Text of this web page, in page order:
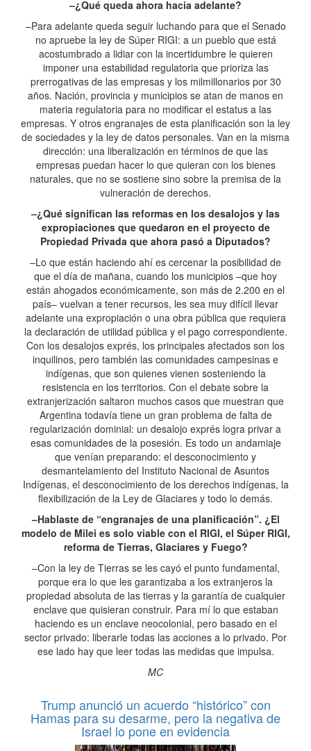
–¿Qué queda ahora hacia adelante?
–Para adelante queda seguir luchando para que el Senado
no apruebe la ley de Súper RIGI: a un pueblo que está
acostumbrado a lidiar con la incertidumbre le quieren
imponer una estabilidad regulatoria que prioriza las
prerrogativas de las empresas y los milmillonarios por 30
años. Nación, provincia y municipios se atan de manos en
materia regulatoria para no modificar el estatus a las
empresas. Y otros engranajes de esta planificación son la ley
de sociedades y la ley de datos personales. Van en la misma
dirección: una liberalización en términos de que las
empresas puedan hacer lo que quieran con los bienes
naturales, que no se sostiene sino sobre la premisa de la
vulneración de derechos.
–¿Qué significan las reformas en los desalojos y las
expropiaciones que quedaron en el proyecto de
Propiedad Privada que ahora pasó a Diputados?
–Lo que están haciendo ahí es cercenar la posibilidad de
que el día de mañana, cuando los municipios –que hoy
están ahogados económicamente, son más de 2.200 en el
país– vuelvan a tener recursos, les sea muy difícil llevar
adelante una expropiación o una obra pública que requiera
la declaración de utilidad pública y el pago correspondiente.
Con los desalojos exprés, los principales afectados son los
inquilinos, pero también las comunidades campesinas e
indígenas, que son quienes vienen sosteniendo la
resistencia en los territorios. Con el debate sobre la
extranjerización saltaron muchos casos que muestran que
Argentina todavía tiene un gran problema de falta de
regularización dominial: un desalojo exprés logra privar a
esas comunidades de la posesión. Es todo un andamiaje
que venían preparando: el desconocimiento y
desmantelamiento del Instituto Nacional de Asuntos
Indígenas, el desconocimiento de los derechos indígenas, la
flexibilización de la Ley de Glaciares y todo lo demás.
–Hablaste de “engranajes de una planificación”. ¿El
modelo de Milei es solo viable con el RIGI, el Súper RIGI,
reforma de Tierras, Glaciares y Fuego?
–Con la ley de Tierras se les cayó el punto fundamental,
porque era lo que les garantizaba a los extranjeros la
propiedad absoluta de las tierras y la garantía de cualquier
enclave que quisieran construir. Para mí lo que estaban
haciendo es un enclave neocolonial, pero basado en el
sector privado: liberarle todas las acciones a lo privado. Por
ese lado hay que leer todas las medidas que impulsa.
MC
Trump anunció un acuerdo “histórico” con
Hamas para su desarme, pero la negativa de
Israel lo pone en evidencia